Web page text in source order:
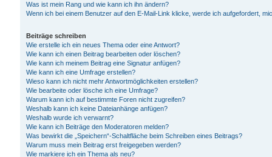
Was ist mein Rang und wie kann ich ihn ändern?
Wenn ich bei einem Benutzer auf den E-Mail-Link klicke, werde ich aufgefordert,
Beiträge schreiben
Wie erstelle ich ein neues Thema oder eine Antwort?
Wie kann ich einen Beitrag bearbeiten oder löschen?
Wie kann ich meinem Beitrag eine Signatur anfügen?
Wie kann ich eine Umfrage erstellen?
Wieso kann ich nicht mehr Antwortmöglichkeiten erstellen?
Wie bearbeite oder lösche ich eine Umfrage?
Warum kann ich auf bestimmte Foren nicht zugreifen?
Weshalb kann ich keine Dateianhänge anfügen?
Weshalb wurde ich verwarnt?
Wie kann ich Beiträge den Moderatoren melden?
Was bewirkt die „Speichern“-Schaltfläche beim Schreiben eines Beitrags?
Warum muss mein Beitrag erst freigegeben werden?
Wie markiere ich ein Thema als neu?